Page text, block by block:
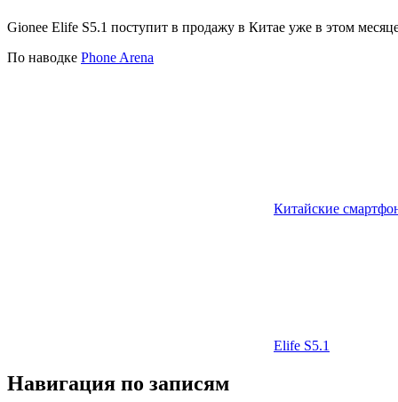
Gionee Elife S5.1 поступит в продажу в Китае уже в этом
По наводке Phone Arena
Китайские
Elife S5.1
Навигация по записям